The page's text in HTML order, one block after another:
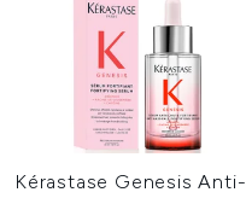
Kérastase Genesis Anti-